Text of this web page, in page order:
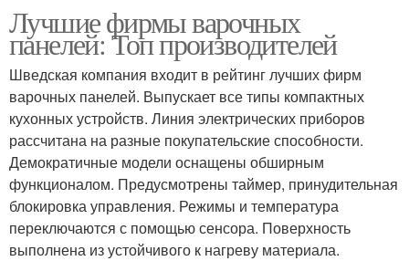
Лучшие фирмы варочных
панелей: Топ производителей
Шведская компания входит в рейтинг лучших фирм
варочных панелей. Выпускает все типы компактных
кухонных устройств. Линия электрических приборов
рассчитана на разные покупательские способности.
Демократичные модели оснащены обширным
функционалом. Предусмотрены таймер, принудительная
блокировка управления. Режимы и температура
переключаются с помощью сенсора. Поверхность
выполнена из устойчивого к нагреву материала.